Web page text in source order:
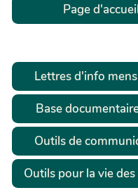
Page d'accueil
Lettres d'info
Base
Outils de
Outils pour la vie